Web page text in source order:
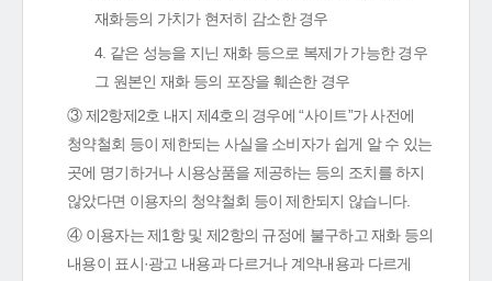
재화등의 가치가 현저히 감소한 경우
4. 같은 성능을 지닌 재화 등으로 복제가 가능한 경우
그 원본인 재화 등의 포장을 훼손한 경우
③ 제2항제2호 내지 제4호의 경우에 “사이트”가 사전에
청약철회 등이 제한되는 사실을 소비자가 쉽게 알 수 있는
곳에 명기하거나 시용상품을 제공하는 등의 조치를 하지
않았다면 이용자의 청약철회 등이 제한되지 않습니다.
④ 이용자는 제1항 및 제2항의 규정에 불구하고 재화 등의
내용이 표시·광고 내용과 다르거나 계약내용과 다르게